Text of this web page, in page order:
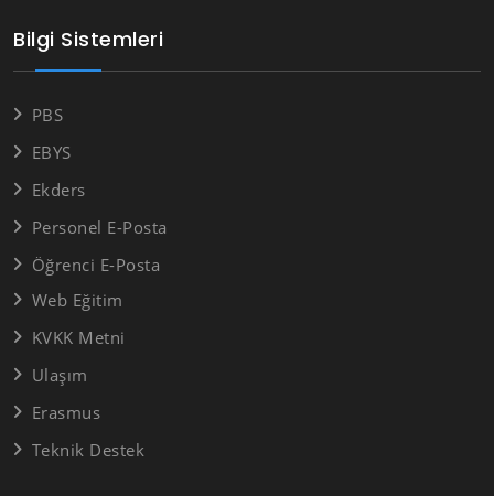
Bilgi Sistemleri
PBS
EBYS
Ekders
Personel E-Posta
Öğrenci E-Posta
Web Eğitim
KVKK Metni
Ulaşım
Erasmus
Teknik Destek